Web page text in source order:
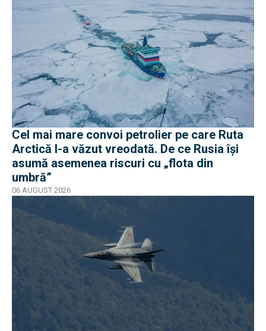
Cel mai mare convoi petrolier pe care Ruta
Arctică l-a văzut vreodată. De ce Rusia își
asumă asemenea riscuri cu „flota din
umbră”
06 AUGUST 2026